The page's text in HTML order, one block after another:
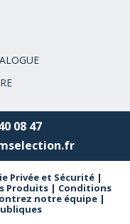
08 47
Privée et Sécurité |
Produits| Conditions
notre équipe |